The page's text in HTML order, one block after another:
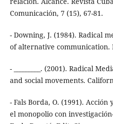
Comunicación, 7 (15), 67-81.
- Downing, J. (1984). Radical
of alternative communication.
- _________. (2001). Radical
and social movements.
- Fals Borda, O. (1991).
el monopolio con